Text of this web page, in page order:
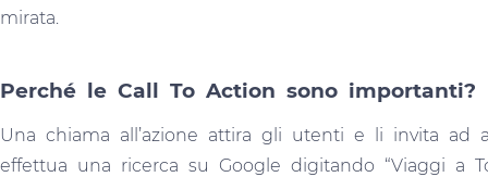
mirata.
Perché le Call To Action sono importanti?
Una chiama all’azione attira gli utenti e li invita ad
effettua una ricerca su Google digitando “Viaggi a